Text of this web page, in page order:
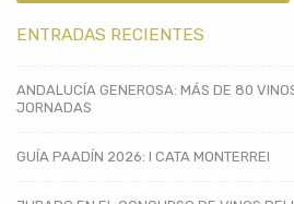
ENTRADAS RECIENTES
ANDALUCÍA GENEROSA: MÁS DE 80
JORNADAS
GUÍA PAADÍN 2026: I CATA MONTERREI